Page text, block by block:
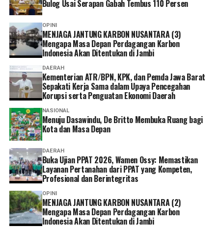
Muarojambi juga harus dibangun dengan melibatkan
seluruh pihak, termasuk masyarakat,” ujarnya.
‎Sementara itu, seorang warga Muarojambi menilai
pelibatan masyarakat dalam pengembangan kawasan
masih belum optimal.
‎”Ya, ada yang dianakemaskan, ada yang tidak. Kami juga
kaget tadi tiba-tiba baru ada undangan,” tuturnya.
‎Warga berharap keberadaan Museum Sriwijaya
Dharmakirti dan revitalisasi KCBN Muarojambi benar-
benar memberikan manfaat bagi masyarakat sekitar,
pelaku UMKM, serta komunitas budaya di kawasan
tersebut.
Reporter:Juan Ambarita
Bulog Usai Serapan Gabah Tembus 110 Persen
OPINI
MENJAGA JANTUNG KARBON NUSANTARA (3)
Mengapa Masa Depan Perdagangan Karbon
Indonesia Akan Ditentukan di Jambi
DAERAH
Kementerian ATR/BPN, KPK, dan Pemda Jawa Barat
Sepakati Kerja Sama dalam Upaya Pencegahan
Korupsi serta Penguatan Ekonomi Daerah
NASIONAL
Menuju Dasawindu, De Britto Membuka Ruang bagi
Kota dan Masa Depan
DAERAH
Buka Ujian PPAT 2026, Wamen Ossy: Memastikan
Layanan Pertanahan dari PPAT yang Kompeten,
Profesional dan Berintegritas
OPINI
MENJAGA JANTUNG KARBON NUSANTARA (2)
Mengapa Masa Depan Perdagangan Karbon
Indonesia Akan Ditentukan di Jambi